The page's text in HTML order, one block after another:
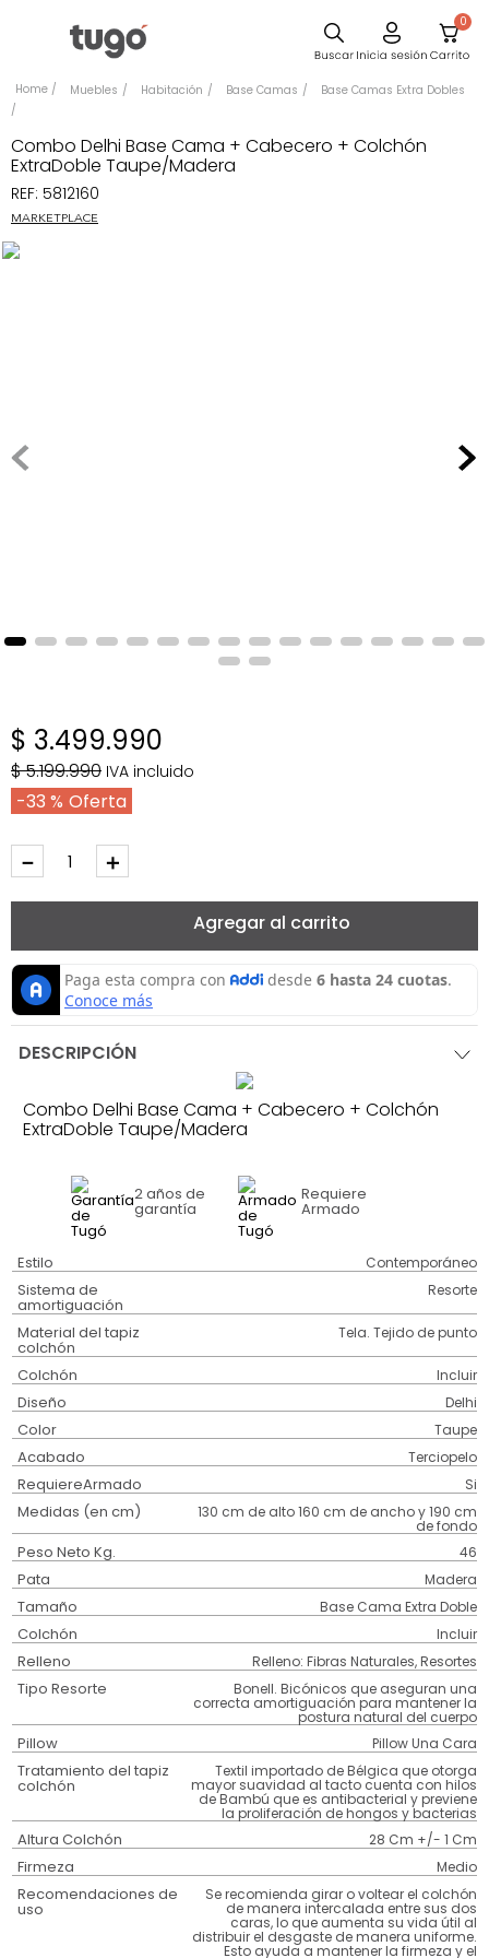
0
Muebles Habitación Base Camas Base Camas Extra Dobles
Combo Delhi Base Cama + Cabecero + Colchón
ExtraDoble Taupe/Madera
REF: 5812160
MARKETPLACE
$ 3.499.990
$5.199.990 IVA incluido
33 %
＋
－
Agregar al carrito
DESCRIPCIÓN
Combo Delhi Base Cama + Cabecero + Colchón
ExtraDoble Taupe/Madera
2 años de
garantía
Requiere
Armado
Estilo Contemporáneo
Sistema de
amortiguación
Resorte
Material del tapiz
colchón
Tela. Tejido de punto
Colchón Incluir
Diseño Delhi
Color Taupe
Acabado Terciopelo
RequiereArmado Si
Medidas (en cm) 130 cm de alto 160 cm de ancho y 190 cm
de fondo
Peso Neto Kg. 46
Pata Madera
Tamaño Base Cama Extra Doble
Colchón Incluir
Relleno Relleno: Fibras Naturales, Resortes
Tipo Resorte Bonell. Bicónicos que aseguran una
correcta amortiguación para mantener la
postura natural del cuerpo
Pillow Pillow Una Cara
Tratamiento del tapiz
colchón
Textil importado de Bélgica que otorga
mayor suavidad al tacto cuenta con hilos
de Bambú que es antibacterial y previene
la proliferación de hongos y bacterias
Altura Colchón 28 Cm +/- 1 Cm
Firmeza Medio
Recomendaciones de
uso
Se recomienda girar o voltear el colchón
de manera intercalada entre sus dos
caras, lo que aumenta su vida útil al
distribuir el desgaste de manera uniforme.
Esto ayuda a mantener la firmeza y el
Comedor
Sillas
Silla